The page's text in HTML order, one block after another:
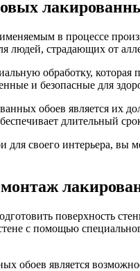
в процессе
людей, страдающих от
обработку, которая
и безопасные для
обоев является их
длительный
своего интерьера, вы
поверхность
с помощью
обоев является